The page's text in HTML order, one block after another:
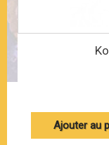
Ajouter au